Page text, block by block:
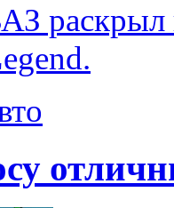
раскрыл